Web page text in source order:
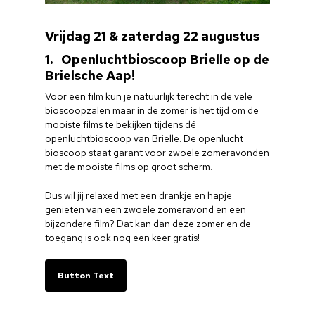
Vrijdag 21 & zaterdag 22 augustus
1. Openluchtbioscoop Brielle op de
Brielsche Aap!
Voor een film kun je natuurlijk terecht in de vele
bioscoopzalen maar in de zomer is het tijd om de
mooiste films te bekijken tijdens dé
openluchtbioscoop van Brielle. De openlucht
bioscoop staat garant voor zwoele zomeravonden
met de mooiste films op groot scherm.
Dus wil jij relaxed met een drankje en hapje
genieten van een zwoele zomeravond en een
bijzondere film? Dat kan dan deze zomer en de
toegang is ook nog een keer gratis!
Button Text